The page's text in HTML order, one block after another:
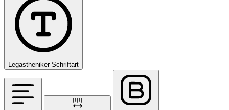
Legastheniker-Schriftart